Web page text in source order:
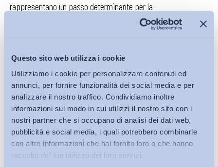
Questo sito web utilizza i cookie
Utilizziamo i cookie per personalizzare contenuti ed
annunci, per fornire funzionalità dei social media e per
analizzare il nostro traffico. Condividiamo inoltre
informazioni sul modo in cui utilizzi il nostro sito con i
nostri partner che si occupano di analisi dei dati web,
pubblicità e social media, i quali potrebbero combinarle
con altre informazioni che hai fornito loro o che hanno
raccolto dal tuo utilizzo dei loro servizi.
rappresentano un passo determinante per la
modernizzazione dell’intero diritto del lavoro. E’ dall’analisi del
tout courtche prende
significato e sull’impianto complessivo di un diritto del lavoro
scritto e pensato attorno al modello unificante del lavoro nella
impresa capitalistica, quale appunto la subordinazione. È
cosi allora che la cooperazione esemplifica in termini
concreti il progressivo superamento della rigida
contrapposizione tra subordinazione e autonomia, intesa
come assunzione del rischio di impresa.